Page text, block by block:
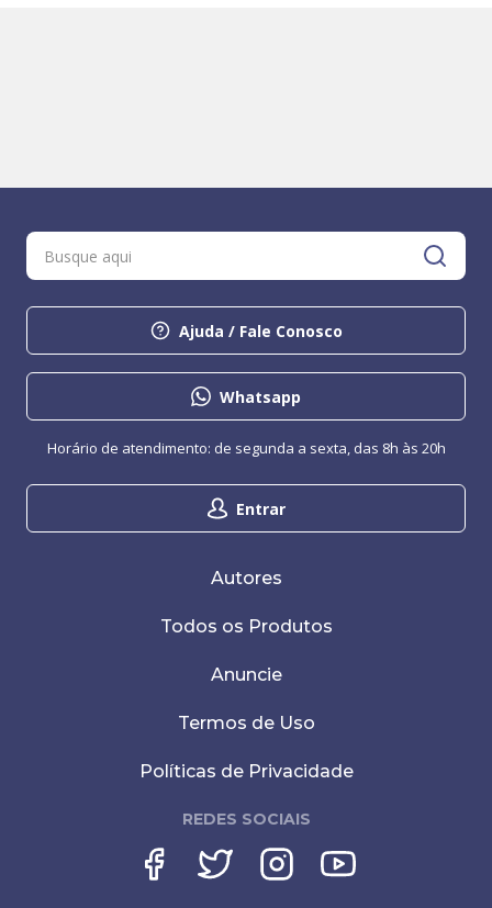
Ajuda / Fale Conosco
Whatsapp
Entrar
Horário de atendimento: de segunda a sexta, das 8h às 20h
Autores
Todos os Produtos
Anuncie
Termos de Uso
Políticas de Privacidade
REDES SOCIAIS